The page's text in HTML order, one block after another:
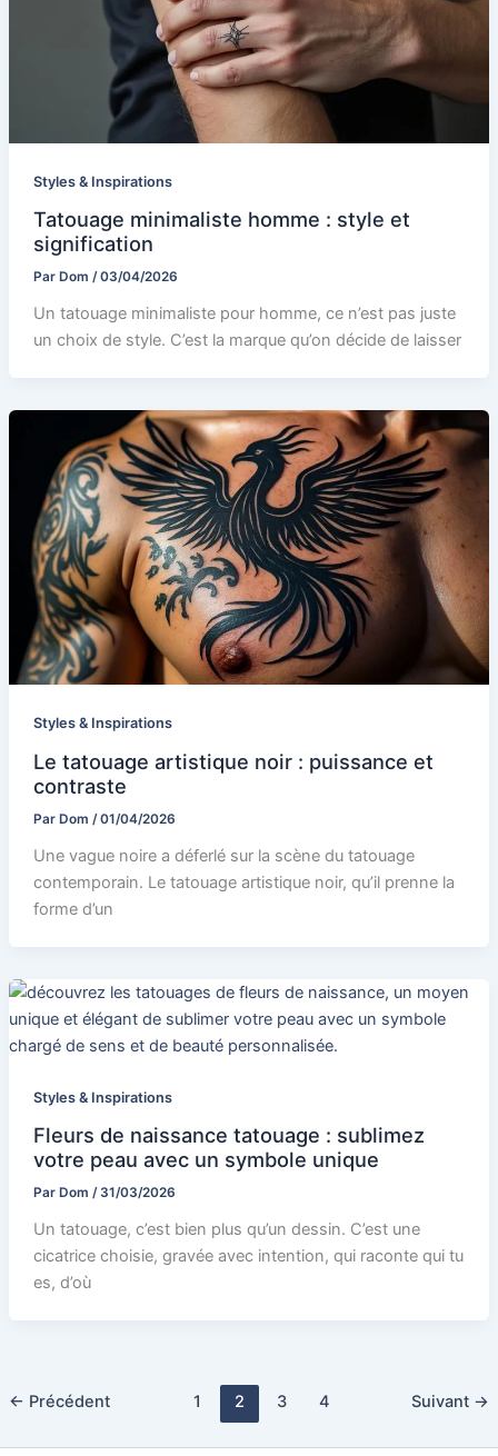
Styles & Inspirations
Tatouage minimaliste homme : style et
signification
Par Dom /03/04/2026
Un tatouage minimaliste pour homme, ce n’est pas juste
un choix de style. C’est la marque qu’on décide de laisser
Styles & Inspirations
Le tatouage artistique noir : puissance et
contraste
Par Dom /01/04/2026
Une vague noire a déferlé sur la scène du tatouage
contemporain. Le tatouage artistique noir, qu’il prenne la
forme d’un
Styles & Inspirations
Fleurs de naissance tatouage : sublimez
votre peau avec un symbole unique
Par Dom / 31/03/2026
Un tatouage, c’est bien plus qu’un dessin. C’est une
cicatrice choisie, gravée avec intention, qui raconte qui tu
es, d’où
← Précédent 1 2 3 4 Suivant →